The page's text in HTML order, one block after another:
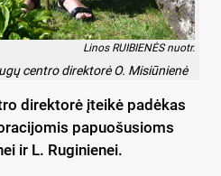
Linos RUIBIENĖS nuotr.
centro direktorė O. Misiūnienė
direktorė įteikė padėkas
papuošusioms
ir L. Ruginienei.